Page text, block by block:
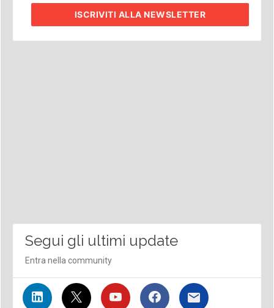
ISCRIVITI ALLA NEWSLETTER
Segui gli ultimi update
Entra nella community